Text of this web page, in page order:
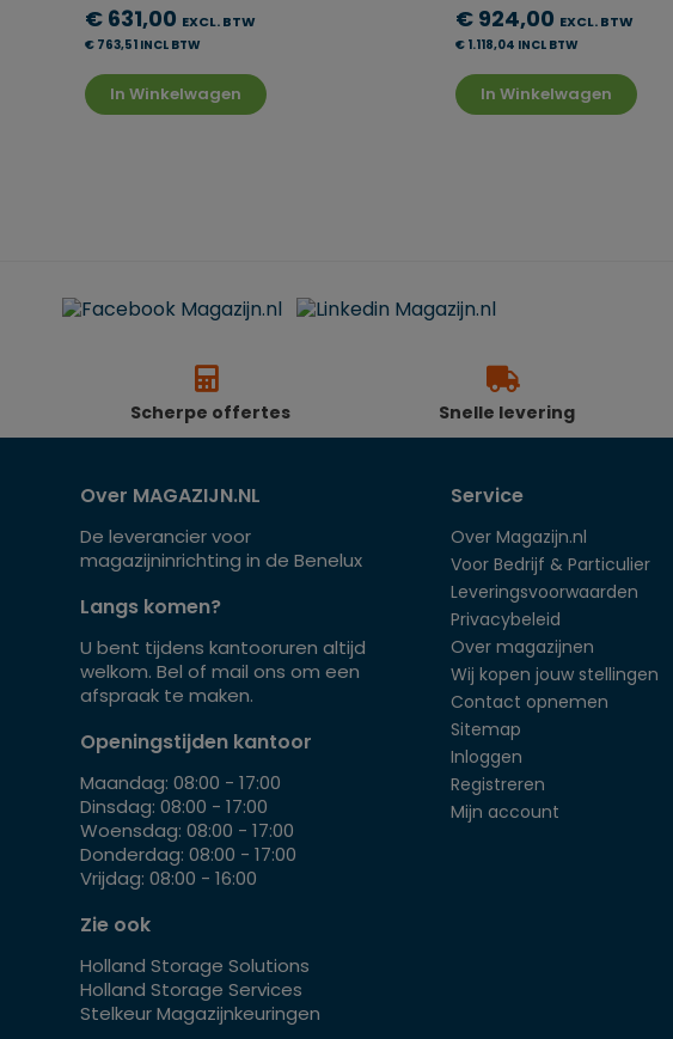
€ 631,00 EXCL. BTW
€ 763,51 INCL BTW
In Winkelwagen
€ 924,00 EXCL. BTW
€ 1.118,04 INCL BTW
In Winkelwagen
Scherpe offertes Snelle levering
Over MAGAZIJN.NL
De leverancier voor
magazijninrichting in de Benelux
Langs komen?
U bent tijdens kantooruren altijd
welkom. Bel of mail ons om een
afspraak te maken.
Openingstijden kantoor
Maandag: 08:00 - 17:00
Dinsdag: 08:00 - 17:00
Woensdag: 08:00 - 17:00
Donderdag: 08:00 - 17:00
Vrijdag: 08:00 - 16:00
Zie ook
Holland Storage Solutions
Holland Storage Services
Stelkeur Magazijnkeuringen
Service
Over Magazijn.nl
Voor Bedrijf & Particulier
Leveringsvoorwaarden
Privacybeleid
Over magazijnen
Wij kopen jouw stellingen
Contact opnemen
Sitemap
Inloggen
Registreren
Mijn account